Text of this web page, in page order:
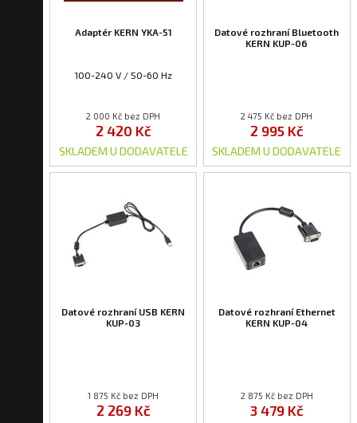
Adaptér KERN YKA-51
100-240 V / 50-60 Hz
2 000 Kč bez DPH
2 420 Kč
SKLADEM U DODAVATELE
Datové rozhraní Bluetooth
KERN KUP-06
2 475 Kč bez DPH
2 995 Kč
SKLADEM U DODAVATELE
Datové rozhraní USB KERN
KUP-03
1 875 Kč bez DPH
2 269 Kč
Datové rozhraní Ethernet
KERN KUP-04
2 875 Kč bez DPH
3 479 Kč